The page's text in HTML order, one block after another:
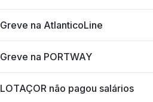
Greve na AtlanticoLine
Greve na PORTWAY
LOTAÇOR não pagou salários